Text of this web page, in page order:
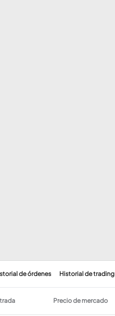
de órdenes Historial de trading
Precio de mercado